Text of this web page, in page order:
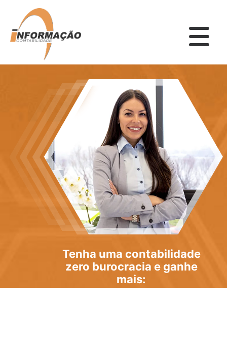
Tenha uma contabilidade
zero burocracia e ganhe
mais: